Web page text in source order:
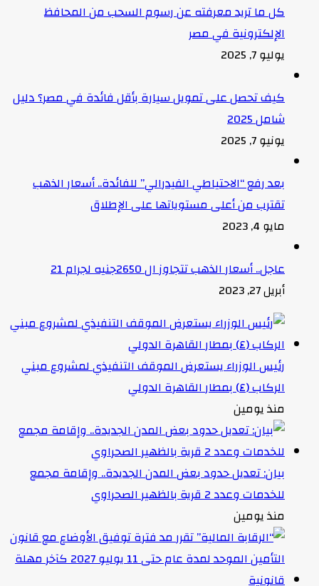
كل ما تريد معرفته عن رسوم السحب من المحافظ
الإلكترونية في مصر
يوليو 7, 2025
كيف تحصل على تمويل سيارة بأقل فائدة في مصر؟ دليل
شامل 2025
يونيو 7, 2025
بعد رفع “الاحتياطي الفيدرالي” للفائدة.. أسعار الذهب
تقترب من أعلى مستوياتها على الإطلاق
مايو 4, 2023
عاجل.. أسعار الذهب تتجاوز ال 2650جنيه لجرام 21
أبريل 27, 2023
رئيس الوزراء يستعرض الموقف التنفيذي لمشروع مبني
الركاب (٤) بمطار القاهرة الدولي
منذ يومين
بيان: تعديل حدود بعض المدن الجديدة.. وإقامة مجمع
للخدمات وعدد 2 قرية بالظهير الصحراوي
منذ يومين